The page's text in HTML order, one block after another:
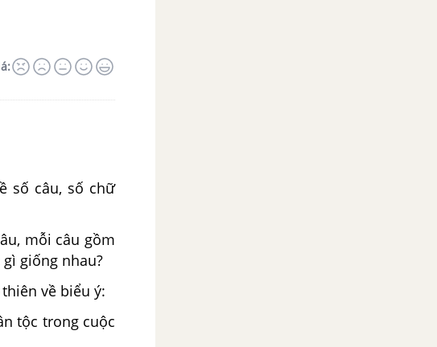
số câu, số chữ
mỗi câu gồm
giống nhau?
thiên về biểu ý:
tộc trong cuộc